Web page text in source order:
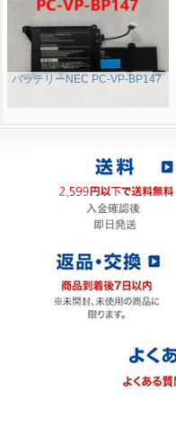
バッテリーNEC PC-VP-BP147